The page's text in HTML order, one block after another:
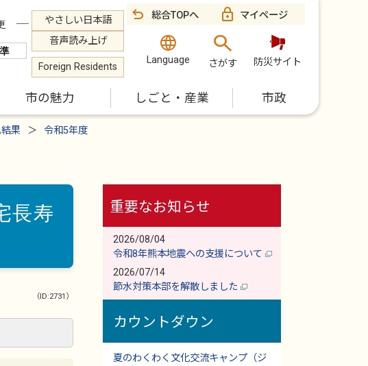
やさしい日本語
音声読み上げ
Foreign Residents
総合TOPへ マイページ
Language さがす 防災サイト
市の魅力 しごと・産業 市政
果
令和5年度
長寿
（ID:2731）
重要なお知らせ
2026/08/04
令和8年熊本地震への支援について
2026/07/14
節水対策本部を解散しました
カウントダウン
夏のわくわく文化交流キャンプ（ジ